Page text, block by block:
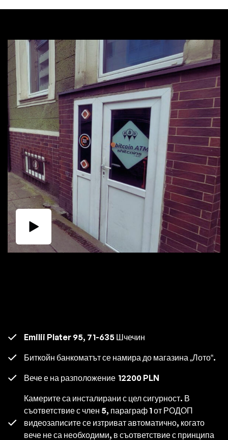
Emilii Plater 95, 71-635 Шчечин
Биткойн банкоматът се намира до магазина „Лото“.
Вече е на разположение 12200 PLN
Камерите са инсталирани с цел сигурност. В
съответствие с член 5, параграф 1 от РОДОП
видеозаписите се изтриват автоматично, когато
вече не са необходими, в съответствие с принципа